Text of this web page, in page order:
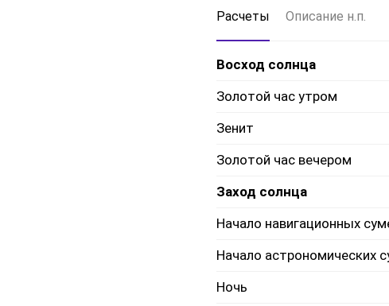
Расчеты Описание н.п.
Восход солнца
Золотой час утром
Зенит
Золотой час вечером
Заход солнца
Начало навигационных
Начало астрономических
Ночь